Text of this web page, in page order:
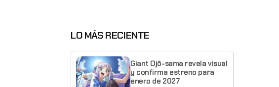
LO MÁS RECIENTE
Giant Ojō-sama revela visual
y confirma estreno para
enero de 2027